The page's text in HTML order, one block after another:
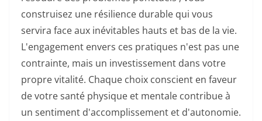
construisez une résilience durable qui vous
servira face aux inévitables hauts et bas de la vie.
L'engagement envers ces pratiques n'est pas une
contrainte, mais un investissement dans votre
propre vitalité. Chaque choix conscient en faveur
de votre santé physique et mentale contribue à
un sentiment d'accomplissement et d'autonomie.